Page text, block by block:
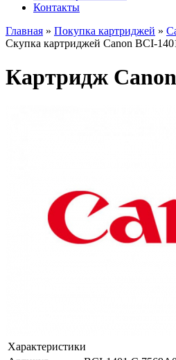
Контакты
Главная » Покупка картриджей »
Скупка картриджей Canon BCI-
Картридж
Характеристики